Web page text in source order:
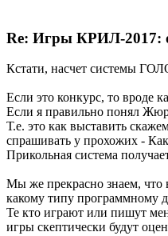
Re: Игры КРИЛ-2017:
Кстати, насчет системы
Если это конкурс, то вроде
Если я правильно понял
Т.е. это как выставить
спрашивать у прохожих -
Прикольная система
Мы же прекрасно знаем, что
какому типу программному
Те кто играют или пишут
игры скептически будут